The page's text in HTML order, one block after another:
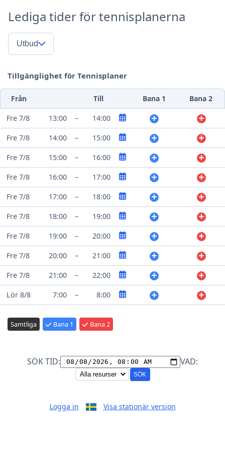
Lediga tider för tennisplanerna
Utbud
Tillgänglighet för Tennisplaner
Från Till Bana 1 Bana 2
Fre 7/8 13:00 – 14:00
Fre 7/8 14:00 – 15:00
Fre 7/8 15:00 – 16:00
Fre 7/8 16:00 – 17:00
Fre 7/8 17:00 – 18:00
Fre 7/8 18:00 – 19:00
Fre 7/8 19:00 – 20:00
Fre 7/8 20:00 – 21:00
Fre 7/8 21:00 – 22:00
Lör 8/8 7:00 – 8:00
Samtliga Bana 1 Bana 2
SÖK TID: VAD:
SÖK
Logga in Visa stationär version